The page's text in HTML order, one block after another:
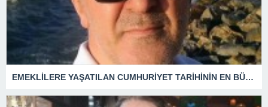
EMEKLİLERE YAŞATILAN CUMHURİYET TARİHİNİN EN BÜYÜK ZULMÜNÜN DERİN ANALİZİ !